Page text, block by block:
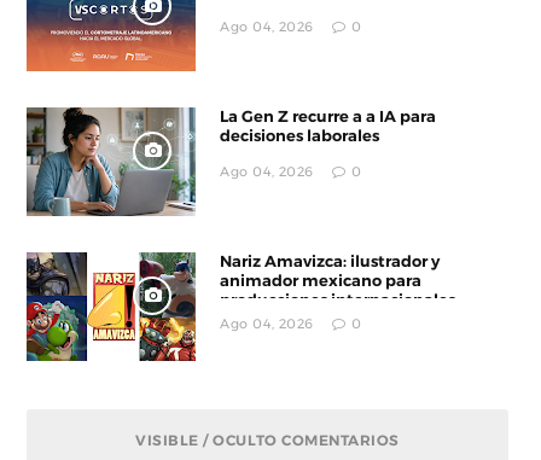
Ago 04, 2026 0
La Gen Z recurre a a IA para
decisiones laborales
Ago 04, 2026 0
Nariz Amavizca: ilustrador y
animador mexicano para
producciones internacionales
Ago 04, 2026 0
VISIBLE / OCULTO COMENTARIOS